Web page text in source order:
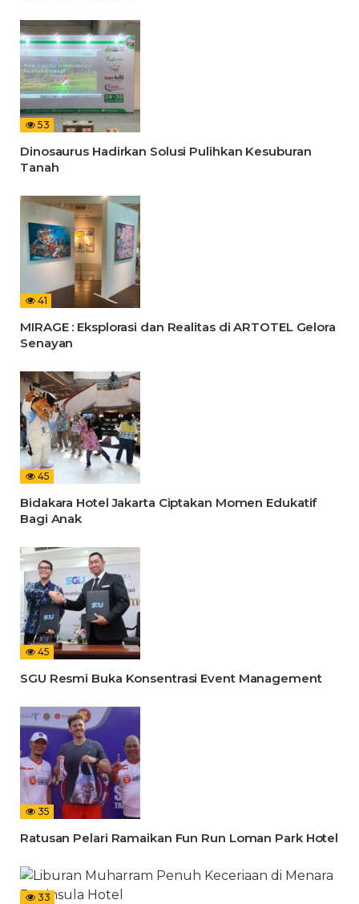
53
Dinosaurus Hadirkan Solusi Pulihkan Kesuburan
Tanah
41
MIRAGE : Eksplorasi dan Realitas di ARTOTEL Gelora
Senayan
45
Bidakara Hotel Jakarta Ciptakan Momen Edukatif
Bagi Anak
45
SGU Resmi Buka Konsentrasi Event Management
35
Ratusan Pelari Ramaikan Fun Run Loman Park Hotel
33